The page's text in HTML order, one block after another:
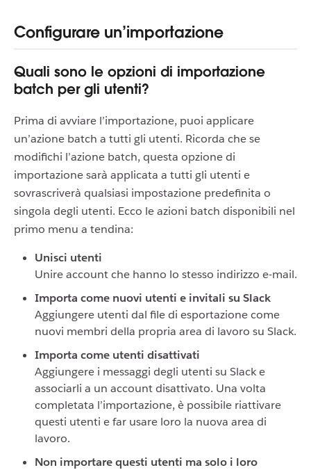
Configurare un’importazione
Quali sono le opzioni di importazione
batch per gli utenti?
Prima di avviare l’importazione, puoi applicare
un’azione batch a tutti gli utenti. Ricorda che se
modifichi l’azione batch, questa opzione di
importazione sarà applicata a tutti gli utenti e
sovrascriverà qualsiasi impostazione predefinita o
singola degli utenti. Ecco le azioni batch disponibili nel
primo menu a tendina:
Unisci utenti
Unire account che hanno lo stesso indirizzo e-mail.
Importa come nuovi utenti e invitali su Slack
Aggiungere utenti dal file di esportazione come
nuovi membri della propria area di lavoro su Slack.
Importa come utenti disattivati
Aggiungere i messaggi degli utenti su Slack e
associarli a un account disattivato. Una volta
completata l’importazione, è possibile riattivare
questi utenti e far usare loro la nuova area di
lavoro.
Non importare questi utenti ma solo i loro